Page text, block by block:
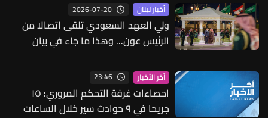
أخبار لبنان 2026-07-20
ولي العهد السعودي تلقى اتصالا من
الرئيس عون... وهذا ما جاء في بيان
آخر الأخبار 23:46
احصاءات غرفة التحكم المروري: ١٥
جريحا في ٩ حوادث سير خلال الساعات